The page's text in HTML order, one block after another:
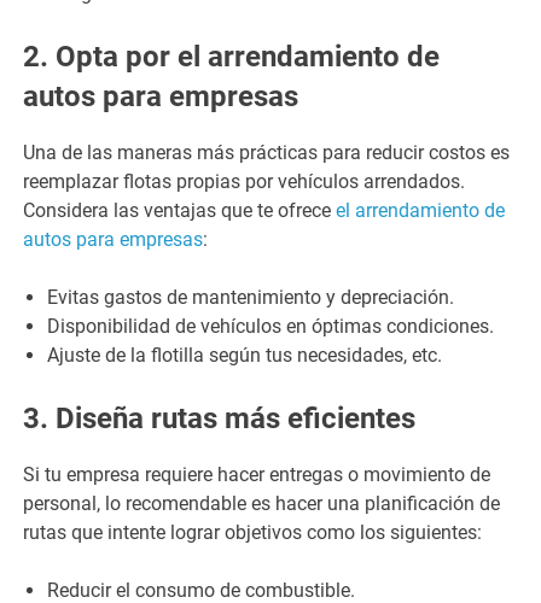
2. Opta por el arrendamiento de
autos para empresas
Una de las maneras más prácticas para reducir costos es
reemplazar flotas propias por vehículos arrendados.
Considera las ventajas que te ofreceel arrendamiento de
autos para empresas:
Evitas gastos de mantenimiento y depreciación.
Disponibilidad de vehículos en óptimas condiciones.
Ajuste de la flotilla según tus necesidades, etc.
3. Diseña rutas más eficientes
Si tu empresa requiere hacer entregas o movimiento de
personal, lo recomendable es hacer una planificación de
rutas que intente lograr objetivos como los siguientes:
Reducir el consumo de combustible.